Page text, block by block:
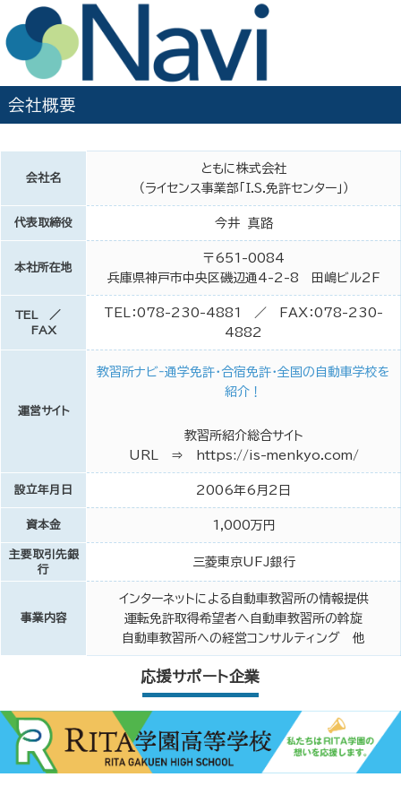
会社概要
会社名
ともに株式会社
（ライセンス事業部「I.S.免許センター」）
代表取締役 今井 真路
本社所在地
〒651-0084
兵庫県神戸市中央区磯辺通4-2-8 田嶋ビル2F
TEL ／
FAX
TEL：078-230-4881 ／ FAX：078-230-
4882
運営サイト
教習所ナビ‐通学免許・合宿免許・全国の自動車学校を
紹介！
教習所紹介総合サイト
URL ⇒ https://is-menkyo.com/
設立年月日 2006年6月2日
資本金 1,000万円
主要取引先銀
行
三菱東京UFJ銀行
事業内容
インターネットによる自動車教習所の情報提供
運転免許取得希望者へ自動車教習所の斡旋
自動車教習所への経営コンサルティング 他
応援サポート企業